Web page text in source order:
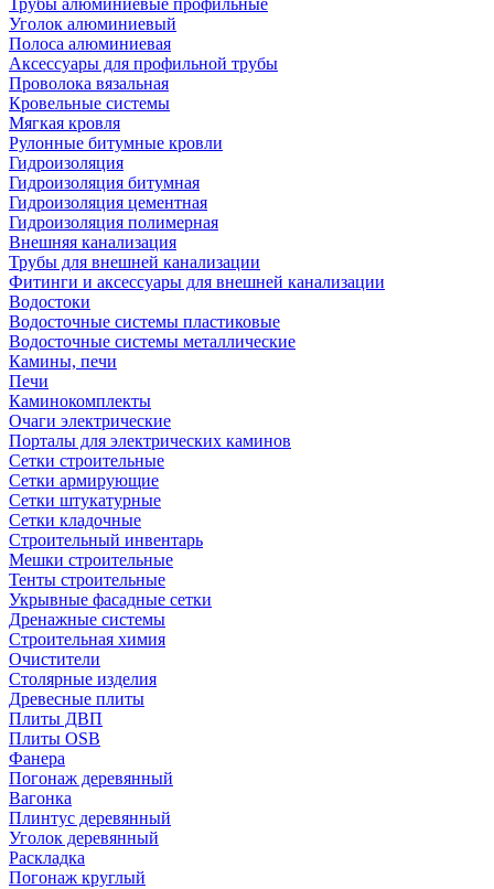
Трубы алюминиевые профильные
Уголок алюминиевый
Полоса алюминиевая
Аксессуары для профильной трубы
Проволока вязальная
Кровельные системы
Мягкая кровля
Рулонные битумные кровли
Гидроизоляция
Гидроизоляция битумная
Гидроизоляция цементная
Гидроизоляция полимерная
Внешняя канализация
Трубы для внешней канализации
Фитинги и аксессуары для внешней канализации
Водостоки
Водосточные системы пластиковые
Водосточные системы металлические
Камины, печи
Печи
Каминокомплекты
Очаги электрические
Порталы для электрических каминов
Сетки строительные
Сетки армирующие
Сетки штукатурные
Сетки кладочные
Строительный инвентарь
Мешки строительные
Тенты строительные
Укрывные фасадные сетки
Дренажные системы
Строительная химия
Очистители
Столярные изделия
Древесные плиты
Плиты ДВП
Плиты OSB
Фанера
Погонаж деревянный
Вагонка
Плинтус деревянный
Уголок деревянный
Раскладка
Погонаж круглый